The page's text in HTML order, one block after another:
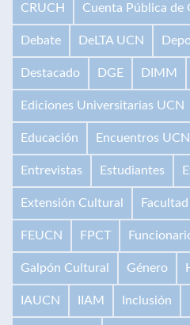
CRUCH Cuenta Pública de
Debate DeLTA UCN
Destacado DGE DIMM
Ediciones Universitarias UCN
Educación Encuentros UCN
Entrevistas Estudiantes
Extensión Cultural
FEUCN FPCT
Galpón Cultural Género
IAUCN IIAM Inclusión